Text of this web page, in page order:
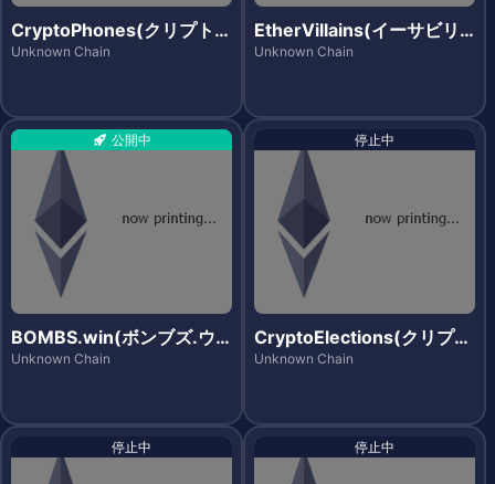
CryptoPhones(クリプトフ
ォンズ)
Unknown Chain
EtherVillains(イーサビリ
アンズ)
Unknown Chain
公開中
BOMBS.win(ボンブズ.ウ
ィン)
Unknown Chain
停止中
CryptoElections(クリプト
エレクションズ)
Unknown Chain
停止中 停止中